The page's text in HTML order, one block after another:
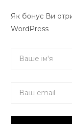
Як бонус Ви
WordPress